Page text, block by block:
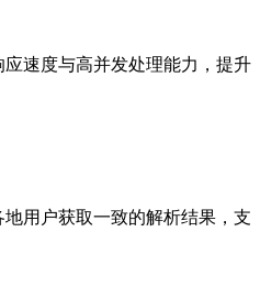
速度与高并发处理能力，提升
用户获取一致的解析结果，支